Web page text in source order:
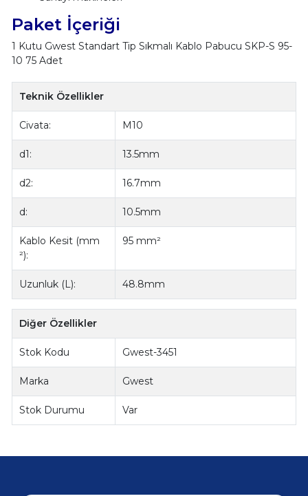
Paket İçeriği
1 Kutu Gwest Standart Tip Sıkmalı Kablo Pabucu SKP-S 95-
10 75 Adet
Teknik Özellikler
Civata: M10
d1: 13.5mm
d2: 16.7mm
d: 10.5mm
Kablo Kesit (mm
²):
95 mm²
Uzunluk (L): 48.8mm
Diğer Özellikler
Stok Kodu Gwest-3451
Marka Gwest
Stok Durumu Var